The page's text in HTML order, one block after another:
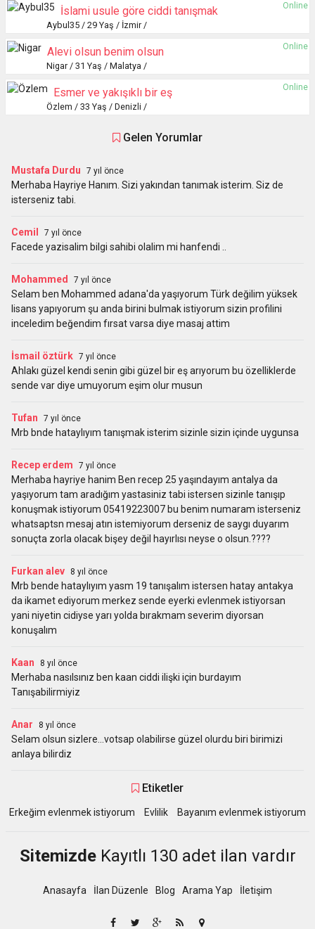
Online
İslami usule göre ciddi tanışmak
Aybul35 / 29 Yaş / İzmir /
Online
Alevi olsun benim olsun
Nigar / 31 Yaş / Malatya /
Online
Esmer ve yakışıklı bir eş
Özlem / 33 Yaş / Denizli /
Gelen Yorumlar
Mustafa Durdu 7 yıl önce
Merhaba Hayriye Hanım. Sizi yakından tanımak isterim. Siz de
isterseniz tabi.
Cemil 7 yıl önce
Facede yazisalim bilgi sahibi olalim mi hanfendi ..
Mohammed 7 yıl önce
Selam ben Mohammed adana'da yaşıyorum Türk değilim yüksek
lisans yapıyorum şu anda birini bulmak istiyorum sizin profilini
inceledim beğendim fırsat varsa diye masaj attim
İsmail öztürk 7 yıl önce
Ahlakı güzel kendi senin gibi güzel bir eş arıyorum bu özelliklerde
sende var diye umuyorum eşim olur musun
Tufan 7 yıl önce
Mrb bnde hataylıyım tanışmak isterim sizinle sizin içinde uygunsa
Recep erdem 7 yıl önce
Merhaba hayriye hanim Ben recep 25 yaşındayım antalya da
yaşıyorum tam aradığım yastasiniz tabi istersen sizinle tanışıp
konuşmak istiyorum 05419223007 bu benim numaram isterseniz
whatsaptsn mesaj atın istemiyorum derseniz de saygı duyarım
sonuçta zorla olacak bişey değil hayırlısı neyse o olsun.????
Furkan alev 8 yıl önce
Mrb bende hataylıyım yasm 19 tanışalım istersen hatay antakya
da ikamet ediyorum merkez sende eyerki evlenmek istiyorsan
yani niyetin cidiyse yarı yolda bırakmam severim diyorsan
konuşalım
Kaan 8 yıl önce
Merhaba nasılsınız ben kaan ciddi ilişki için burdayım
Tanışabilirmiyiz
Anar 8 yıl önce
Selam olsun sizlere...votsap olabilirse güzel olurdu biri birimizi
anlaya bilirdiz
Etiketler
Erkeğim evlenmek istiyorum Evlilik Bayanım evlenmek istiyorum
SitemizdeKayıtlı 130 adet ilan vardır
Anasayfa İlan Düzenle Blog Arama Yap İletişim